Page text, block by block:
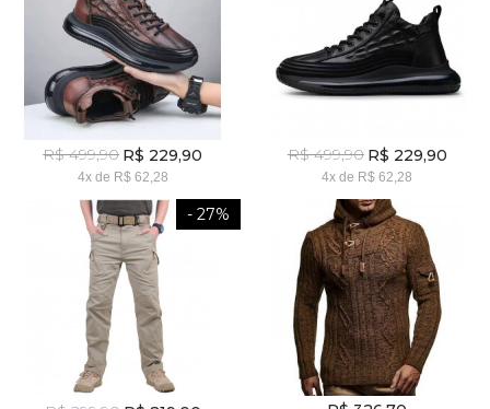
R$ 499,90 R$ 229,90
4xde R$ 62,28
R$ 499,90 R$ 229,90
4x de R$ 62,28
- 27%